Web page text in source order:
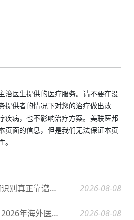
治医生提供的医疗服务。请不要在没
提供者的情况下对您的治疗做出改
疾病，也不影响治疗方案。美联医邦
页面的信息，但是我们无法保证本页
赴国外治疗癌症：如何识别真正靠谱的备案中介？深度解析美联医邦与行业生态 2026-08-08
出国看病机构哪家好？2026年海外医疗服务机构深度分析 2026-08-08